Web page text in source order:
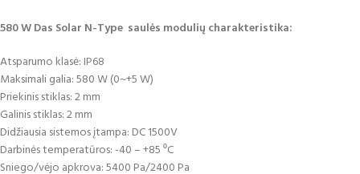
580 W Das Solar N-Type saulės modulių charakteristika:
Atsparumo klasė: IP68
Maksimali galia: 580 W (0~+5 W)
Priekinis stiklas: 2 mm
Galinis stiklas: 2 mm
Didžiausia sistemos įtampa: DC 1500V
Darbinės temperatūros: -40 – +85 ⁰C
Sniego/vėjo apkrova: 5400 Pa/2400 Pa